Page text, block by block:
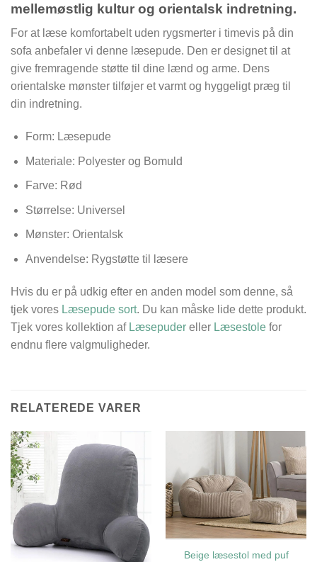
mellemøstlig kultur og orientalsk indretning.
For at læse komfortabelt uden rygsmerter i timevis på din
sofa anbefaler vi denne læsepude. Den er designet til at
give fremragende støtte til dine lænd og arme. Dens
orientalske mønster tilføjer et varmt og hyggeligt præg til
din indretning.
Form: Læsepude
Materiale: Polyester og Bomuld
Farve: Rød
Størrelse: Universel
Mønster: Orientalsk
Anvendelse: Rygstøtte til læsere
Hvis du er på udkig efter en anden model som denne, så
tjek vores Læsepude sort. Du kan måske lide dette produkt.
Tjek vores kollektion af Læsepuder eller Læsestole for
endnu flere valgmuligheder.
RELATEREDE VARER
Beige læsestol med puf